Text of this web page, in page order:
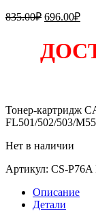
835.00₽
835.00₽.
696.00₽
Тонер-картридж
FL501/502/503/
Нет в наличии
Артикул: CS-P76A
Описание
Детали